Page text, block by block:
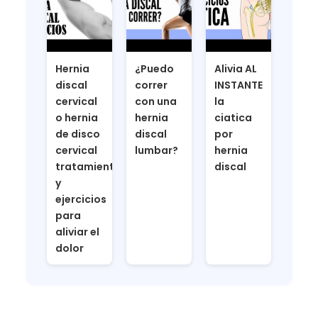
Hernia
discal
cervical
o hernia
de disco
cervical
tratamiento
y
ejercicios
para
aliviar el
dolor
¿Puedo
correr
con una
hernia
discal
lumbar?
Alivia AL
INSTANTE
la
ciatica
por
hernia
discal